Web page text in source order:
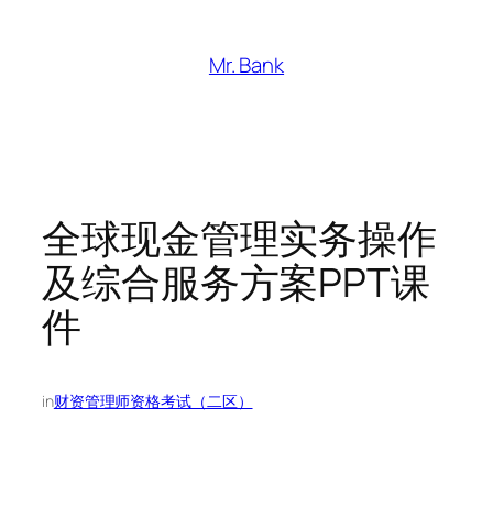
Mr. Bank
全球现金管理实务操作
及综合服务方案PPT课
件
in财资管理师资格考试（二区）